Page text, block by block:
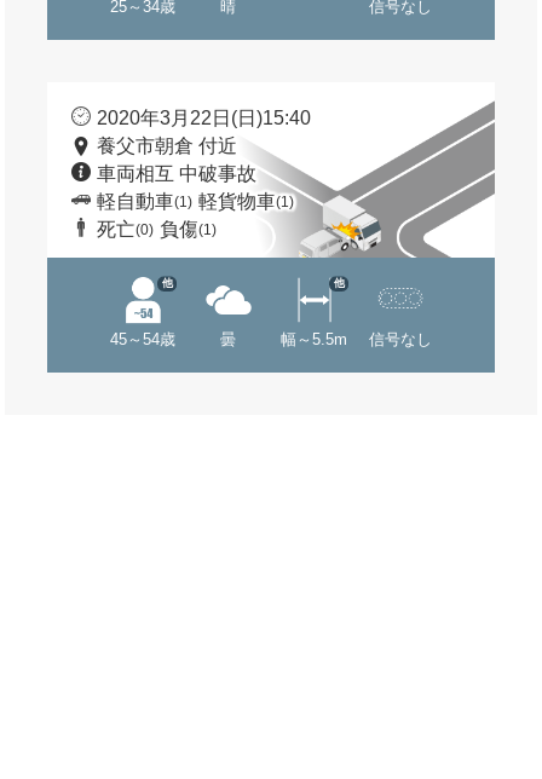
25～34歳 晴 信号なし
2020年3月22日(日)15:40
養父市朝倉 付近
車両相互 中破事故
軽自動車(1) 軽貨物車(1)
死亡(0) 負傷(1)
45～54歳
他
曇 幅～5.5m
他
信号なし